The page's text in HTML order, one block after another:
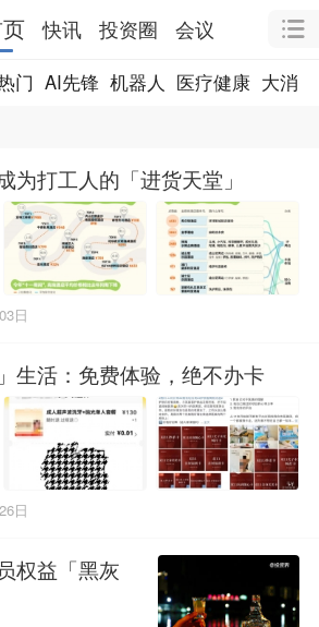
快讯 投资圈
会议
门 AI先锋 机器人 医疗健康 大消费
为打工人的「进货天堂」
日
生活：免费体验，绝不办卡
日
权益「黑灰